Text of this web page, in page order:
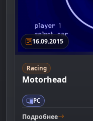
16.09.2015
Racing
Motorhead
PC
Подробнее